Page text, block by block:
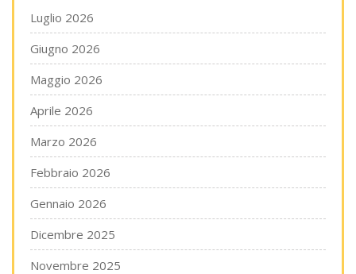
Luglio 2026
Giugno 2026
Maggio 2026
Aprile 2026
Marzo 2026
Febbraio 2026
Gennaio 2026
Dicembre 2025
Novembre 2025